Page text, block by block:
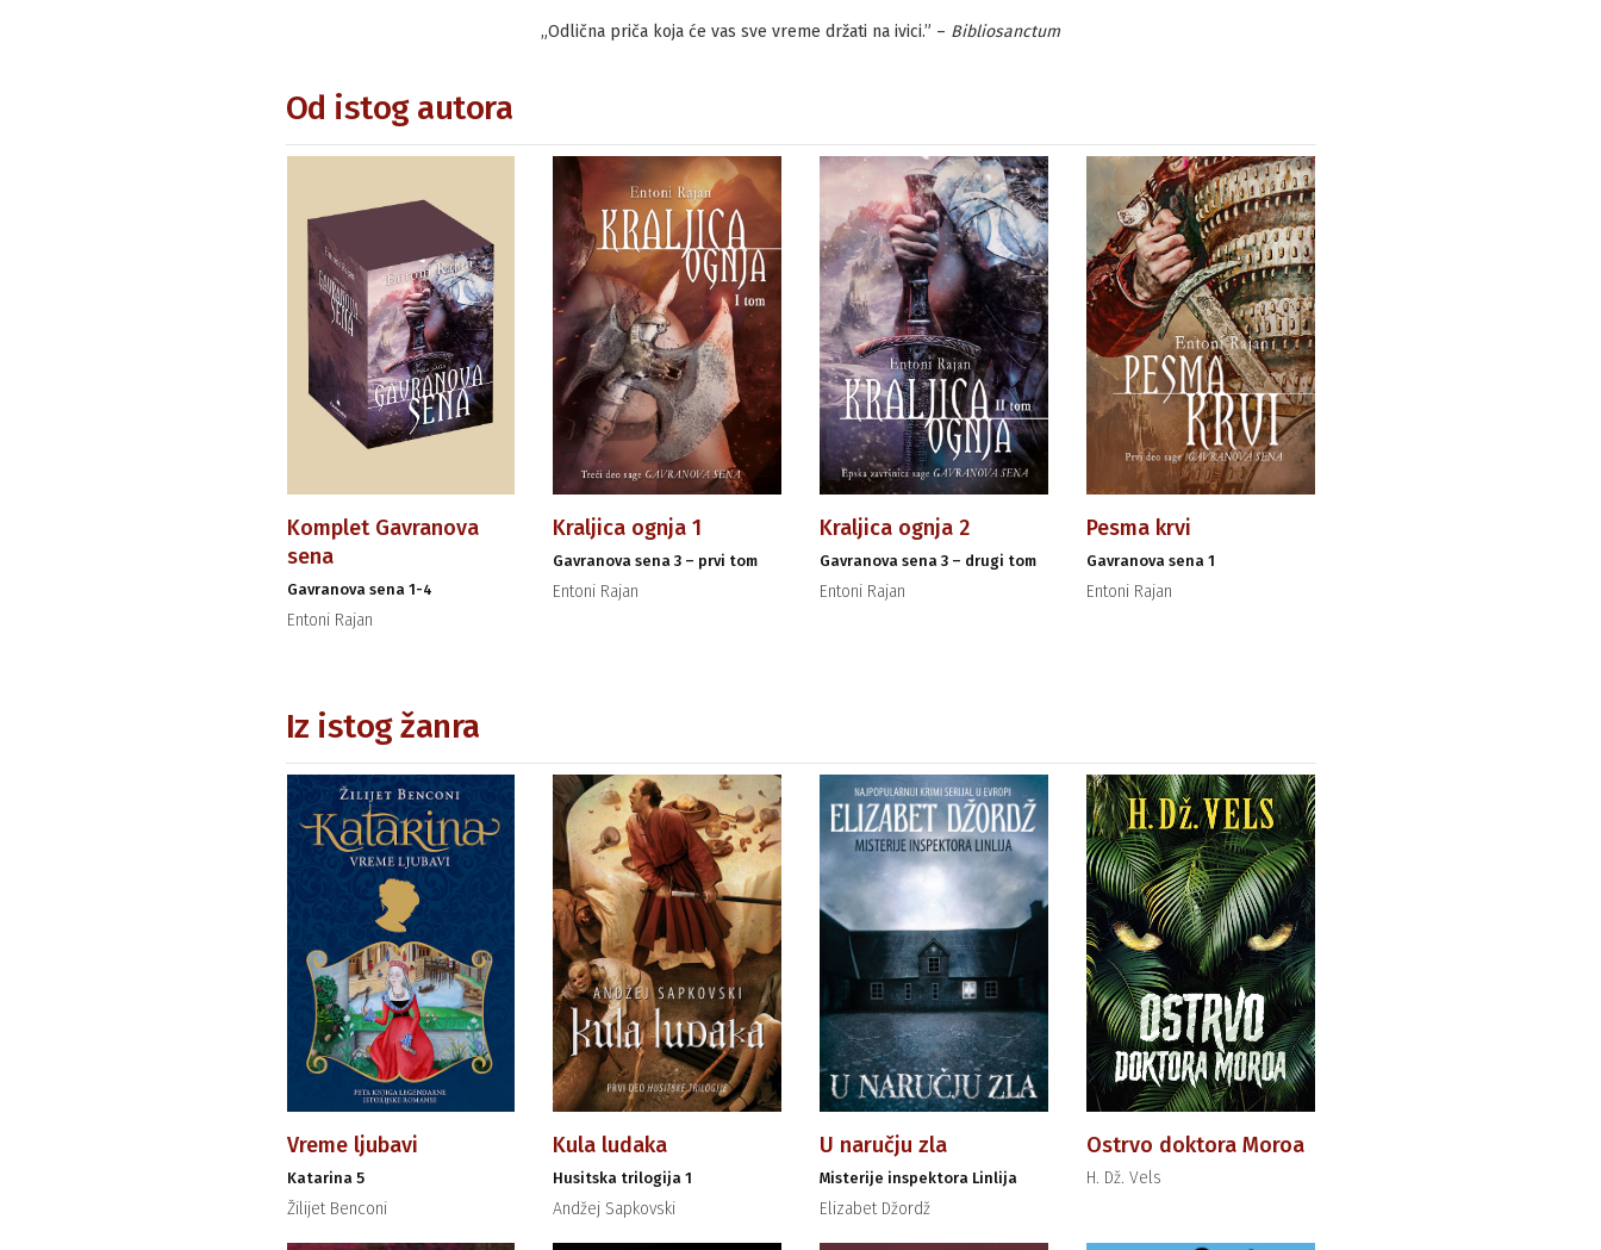
„Odlična priča koja će vas sve vreme držati na ivici.” – Bibliosanctum
Od istog autora
Komplet Gavranova
sena
Gavranova sena 1-4
Entoni Rajan
Kraljica ognja 1
Gavranova sena 3 – prvi tom
Entoni Rajan
Kraljica ognja 2
Gavranova sena 3 – drugi tom
Entoni Rajan
Pesma krvi
Gavranova sena 1
Entoni Rajan
Iz istog žanra
Vreme ljubavi
Katarina 5
Žilijet Benconi
Kula ludaka
Husitska trilogija 1
Andžej Sapkovski
U naručju zla
Misterije inspektora Linlija
Elizabet Džordž
Ostrvo doktora Moroa
H. Dž. Vels